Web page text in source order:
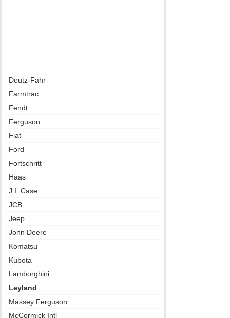
Deutz-Fahr
Farmtrac
Fendt
Ferguson
Fiat
Ford
Fortschritt
Haas
J.I. Case
JCB
Jeep
John Deere
Komatsu
Kubota
Lamborghini
Leyland
Massey Ferguson
McCormick Intl